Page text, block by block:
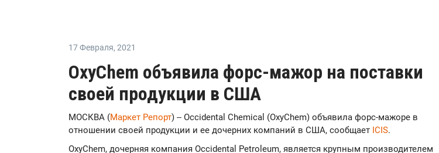
17 Февраля, 2021
OxyChem объявила форс-мажор на поставки
своей продукции в США
МОСКВА (Маркет Репорт) -- Occidental Chemical (OxyChem) объявила форс-мажоре в
отношении своей продукции и ее дочерних компаний в США, сообщает ICIS.
OxyChem, дочерняя компания Occidental Petroleum, является крупным производителем